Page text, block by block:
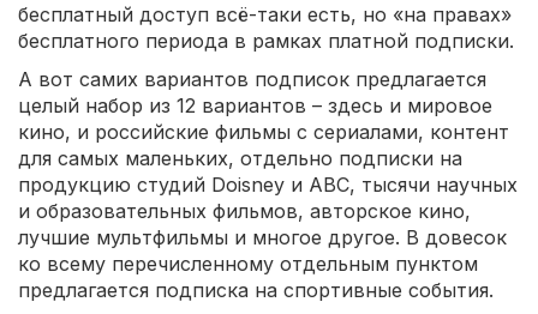
бесплатный доступ всё-таки есть, но «на правах»
бесплатного периода в рамках платной подписки.
А вот самих вариантов подписок предлагается
целый набор из 12 вариантов – здесь и мировое
кино, и российские фильмы с сериалами, контент
для самых маленьких, отдельно подписки на
продукцию студий Doisney и ABC, тысячи научных
и образовательных фильмов, авторское кино,
лучшие мультфильмы и многое другое. В довесок
ко всему перечисленному отдельным пунктом
предлагается подписка на спортивные события.